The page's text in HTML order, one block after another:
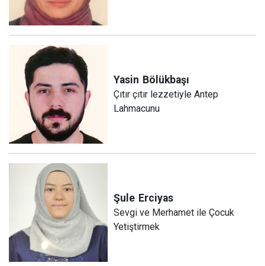
Yasin Bölükbaşı
Çıtır çıtır lezzetiyle Antep
Lahmacunu
Şule Erciyas
Sevgi ve Merhamet ile Çocuk
Yetiştirmek